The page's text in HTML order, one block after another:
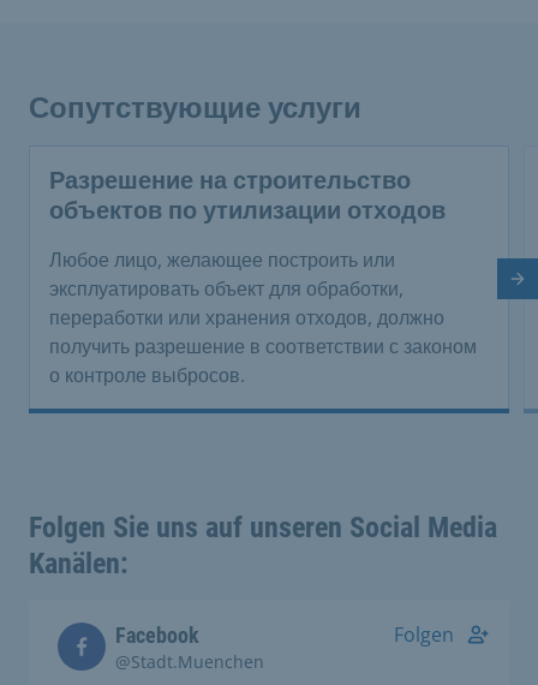
Сопутствующие услуги
Разрешение на строительство
объектов по утилизации отходов
Любое лицо, желающее построить или
эксплуатировать объект для обработки,
переработки или хранения отходов, должно
получить разрешение в соответствии с законом
о контроле выбросов.
Folgen Sie uns auf unseren Social Media
Kanälen:
Facebook
@Stadt.Muenchen
Folgen